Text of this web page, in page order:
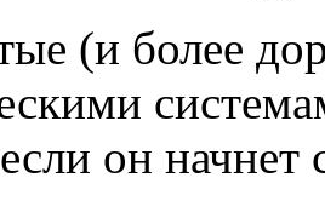
(и более
он